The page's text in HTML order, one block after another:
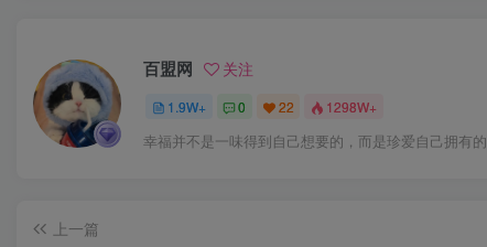
百盟网 关注
1.9W+ 0 22 1298W+
幸福并不是一味得到自己想要的，而是珍爱自己拥有的
上一篇